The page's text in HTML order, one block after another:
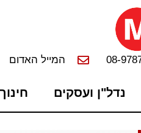
08- המייל האדום
נדל"ן ועסקים